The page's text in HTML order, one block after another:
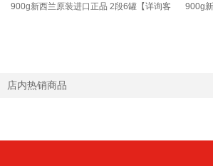
900g新西兰原装进口正品 2段6罐【详询客
900g
店内热销商品